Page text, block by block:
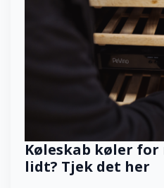
Køleskab køler
lidt? Tjek det her